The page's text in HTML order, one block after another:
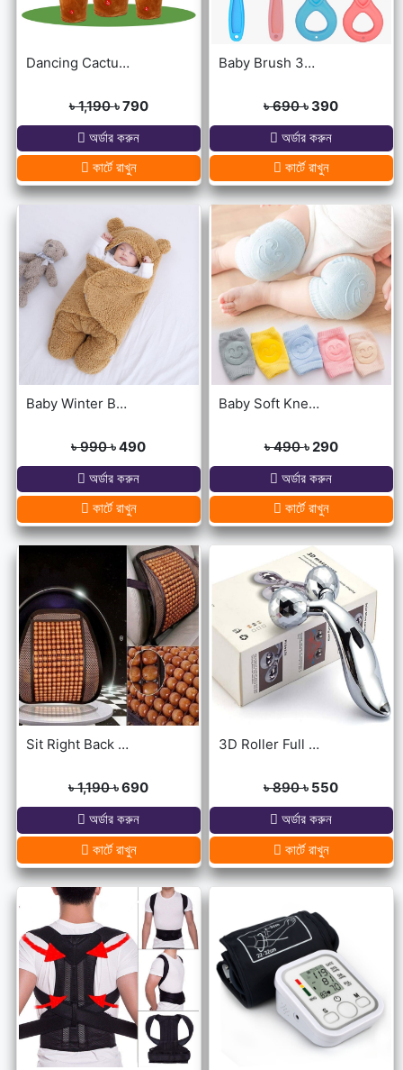
Dancing Cactus For Kids
৳ 1,190৳ 790
অর্ডার করুন
কার্টে রাখুন
Baby Brush 360° Kids U-Shaped Toothbrush
৳ 690৳ 390
অর্ডার করুন
কার্টে রাখুন
Baby Winter Blanket Winter Protection Worm Baby Care Blanket For ( 0-1year Babies )
৳ 990৳ 490
অর্ডার করুন
কার্টে রাখুন
Baby Soft Knee Pads for Safety - Multicolor
৳ 490৳ 290
অর্ডার করুন
কার্টে রাখুন
Sit Right Back Support For Any Kind Of Chair High Quality
৳ 1,190৳ 690
অর্ডার করুন
কার্টে রাখুন
3D Roller Full Body Massager
৳ 890৳ 550
অর্ডার করুন
কার্টে রাখুন